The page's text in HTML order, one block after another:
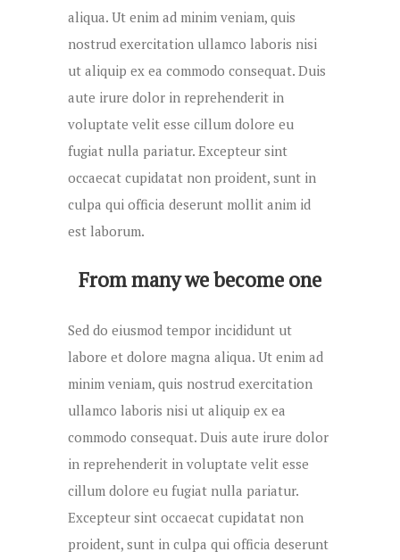
aliqua. Ut enim ad minim veniam, quis
nostrud exercitation ullamco laboris nisi
ut aliquip ex ea commodo consequat. Duis
aute irure dolor in reprehenderit in
voluptate velit esse cillum dolore eu
fugiat nulla pariatur. Excepteur sint
occaecat cupidatat non proident, sunt in
culpa qui officia deserunt mollit anim id
est laborum.
From many we become one
Sed do eiusmod tempor incididunt ut
labore et dolore magna aliqua. Ut enim ad
minim veniam, quis nostrud exercitation
ullamco laboris nisi ut aliquip ex ea
commodo consequat. Duis aute irure dolor
in reprehenderit in voluptate velit esse
cillum dolore eu fugiat nulla pariatur.
Excepteur sint occaecat cupidatat non
proident, sunt in culpa qui officia deserunt